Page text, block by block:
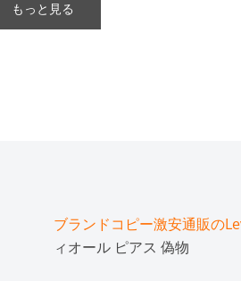
もっと見る
ブランドコピー激安通販の
ィオール ピアス 偽物